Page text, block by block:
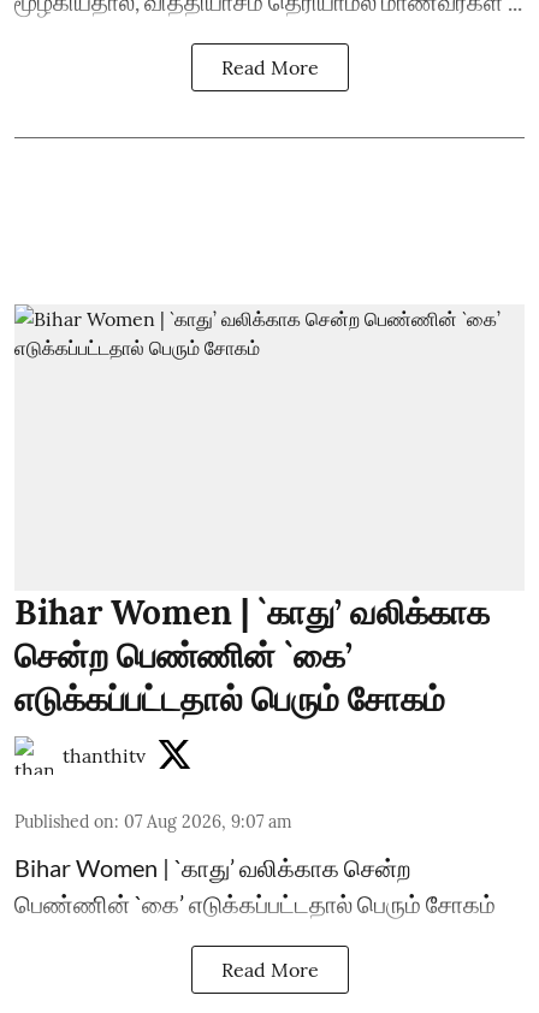
Read More
Bihar Women | `காது’ வலிக்காக
சென்ற பெண்ணின் `கை’
எடுக்கப்பட்டதால் பெரும் சோகம்
thanthitv
Published on: 07 Aug 2026, 9:07 am
Bihar Women | `காது’ வலிக்காக சென்ற
பெண்ணின் `கை’ எடுக்கப்பட்டதால் பெரும் சோகம்
Read More